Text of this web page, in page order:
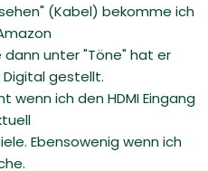
(Kabel) bekomme ich
unter "Töne" hat er
gestellt.
wenn ich den HDMI Eingang
Ebensowenig wenn ich